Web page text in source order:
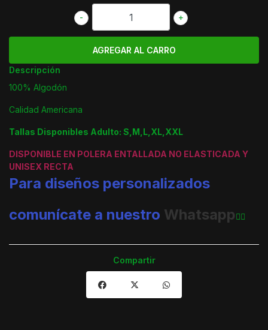
+
-
Descripción
100% Algodón
Calidad Americana
Tallas Disponibles Adulto: S,M,L,XL,XXL
DISPONIBLE EN POLERA ENTALLADA NO ELASTICADA Y
UNISEX RECTA
Para diseños personalizados
comunícate a nuestro Whatsapp👈🏼
Compartir